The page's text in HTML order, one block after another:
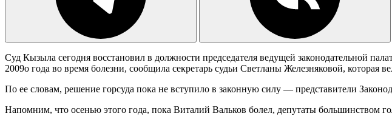
Суд Кызыла сегодня восстановил в должности председателя ведущей законодательной
2009о года во время болезни, сообщила секретарь судьи Светланы Железняковой, которая
По ее словам, решение горсуда пока не вступило в законную силу — представители
Напомним, что осенью этого года, пока Виталий Вальков болел, депутаты большинством